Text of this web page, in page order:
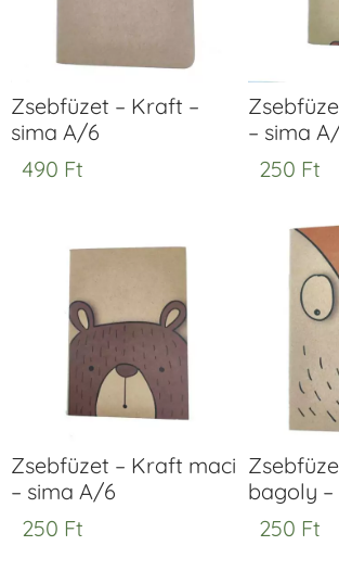
Zsebfüzet – Kraft –
sima A/6
490 Ft
– sima
250 Ft
Zsebfüzet – Kraft maci
– sima A/6
250 Ft
bagoly
250 Ft